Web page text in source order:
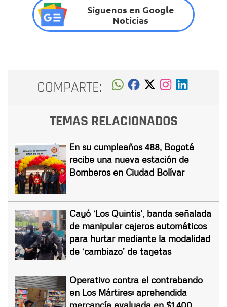
Síguenos en Google
Noticias
COMPARTE:
TEMAS RELACIONADOS
En su cumpleaños 488, Bogotá
recibe una nueva estación de
Bomberos en Ciudad Bolívar
Cayó ‘Los Quintis’, banda señalada
de manipular cajeros automáticos
para hurtar mediante la modalidad
de ‘cambiazo’ de tarjetas
Operativo contra el contrabando
en Los Mártires: aprehendida